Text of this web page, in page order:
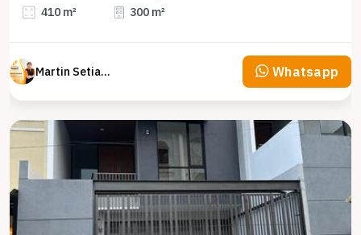
410 m² 300 m²
Martin Setiawan Tjandra Whatsapp